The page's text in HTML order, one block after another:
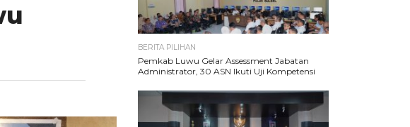
BERITA PILIHAN
Pemkab Luwu Gelar Assessment Jabatan
Administrator, 30 ASN Ikuti Uji Kompetensi